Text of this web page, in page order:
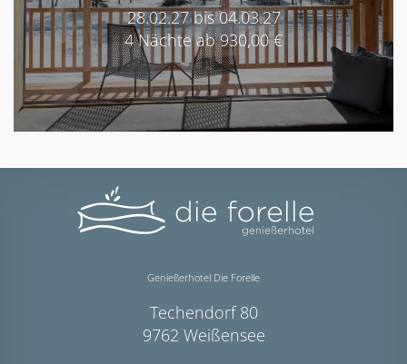
28.02.27 bis 04.03.27
4 Nächte ab 930,00 €
Genießerhotel Die Forelle
Techendorf 80
9762 Weißensee